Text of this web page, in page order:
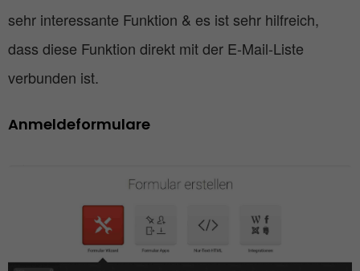
sehr interessante Funktion & es ist sehr hilfreich,
dass diese Funktion direkt mit der E-Mail-Liste
verbunden ist.
Anmeldeformulare